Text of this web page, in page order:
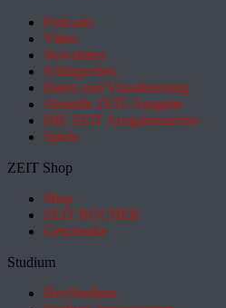
Podcasts
Video
Newsletter
Schlagzeilen
Daten und Visualisierung
Aktuelle ZEIT-Ausgabe
DIE ZEIT Ausgabenarchiv
Spiele
ZEIT Shop
Shop
ZEIT BÜCHER
Geschenke
Studium
HeyStudium